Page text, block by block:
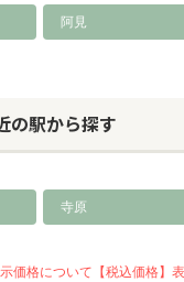
阿見
の駅から探す
寺原
価格について【税込価格】